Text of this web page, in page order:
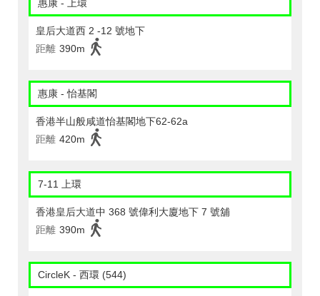
惠康 - 上環
皇后大道西 2 -12 號地下
距離 390m
惠康 - 怡基閣
香港半山般咸道怡基閣地下62-62a
距離 420m
7-11 上環
香港皇后大道中 368 號偉利大廈地下 7 號舖
距離 390m
CircleK - 西環 (544)